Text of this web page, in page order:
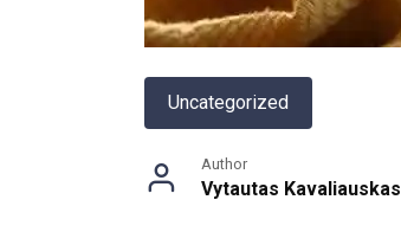
Uncategorized
Author
Vytautas Kavaliauskas